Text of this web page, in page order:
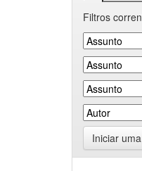
Filtros
Iniciar